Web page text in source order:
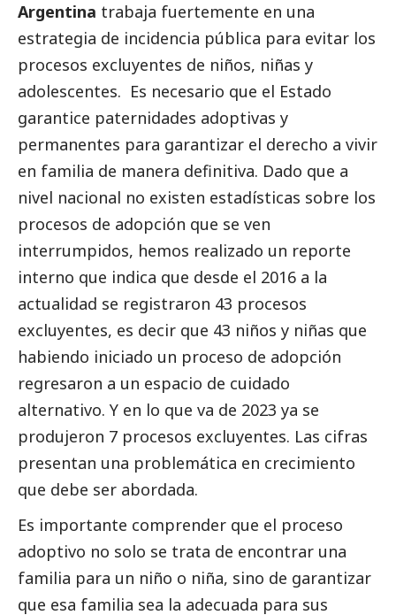
Argentina trabaja fuertemente en una
estrategia de incidencia pública para evitar los
procesos excluyentes de niños, niñas y
adolescentes. Es necesario que el Estado
garantice paternidades adoptivas y
permanentes para garantizar el derecho a vivir
en familia de manera definitiva. Dado que a
nivel nacional no existen estadísticas sobre los
procesos de adopción que se ven
interrumpidos, hemos realizado un reporte
interno que indica que desde el 2016 a la
actualidad se registraron 43 procesos
excluyentes, es decir que 43 niños y niñas que
habiendo iniciado un proceso de adopción
regresaron a un espacio de cuidado
alternativo. Y en lo que va de 2023 ya se
produjeron 7 procesos excluyentes. Las cifras
presentan una problemática en crecimiento
que debe ser abordada.
Es importante comprender que el proceso
adoptivo no solo se trata de encontrar una
familia para un niño o niña, sino de garantizar
que esa familia sea la adecuada para sus